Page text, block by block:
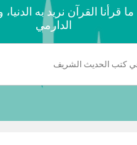
ما قرأنا القرآن نريد به
الدارمي